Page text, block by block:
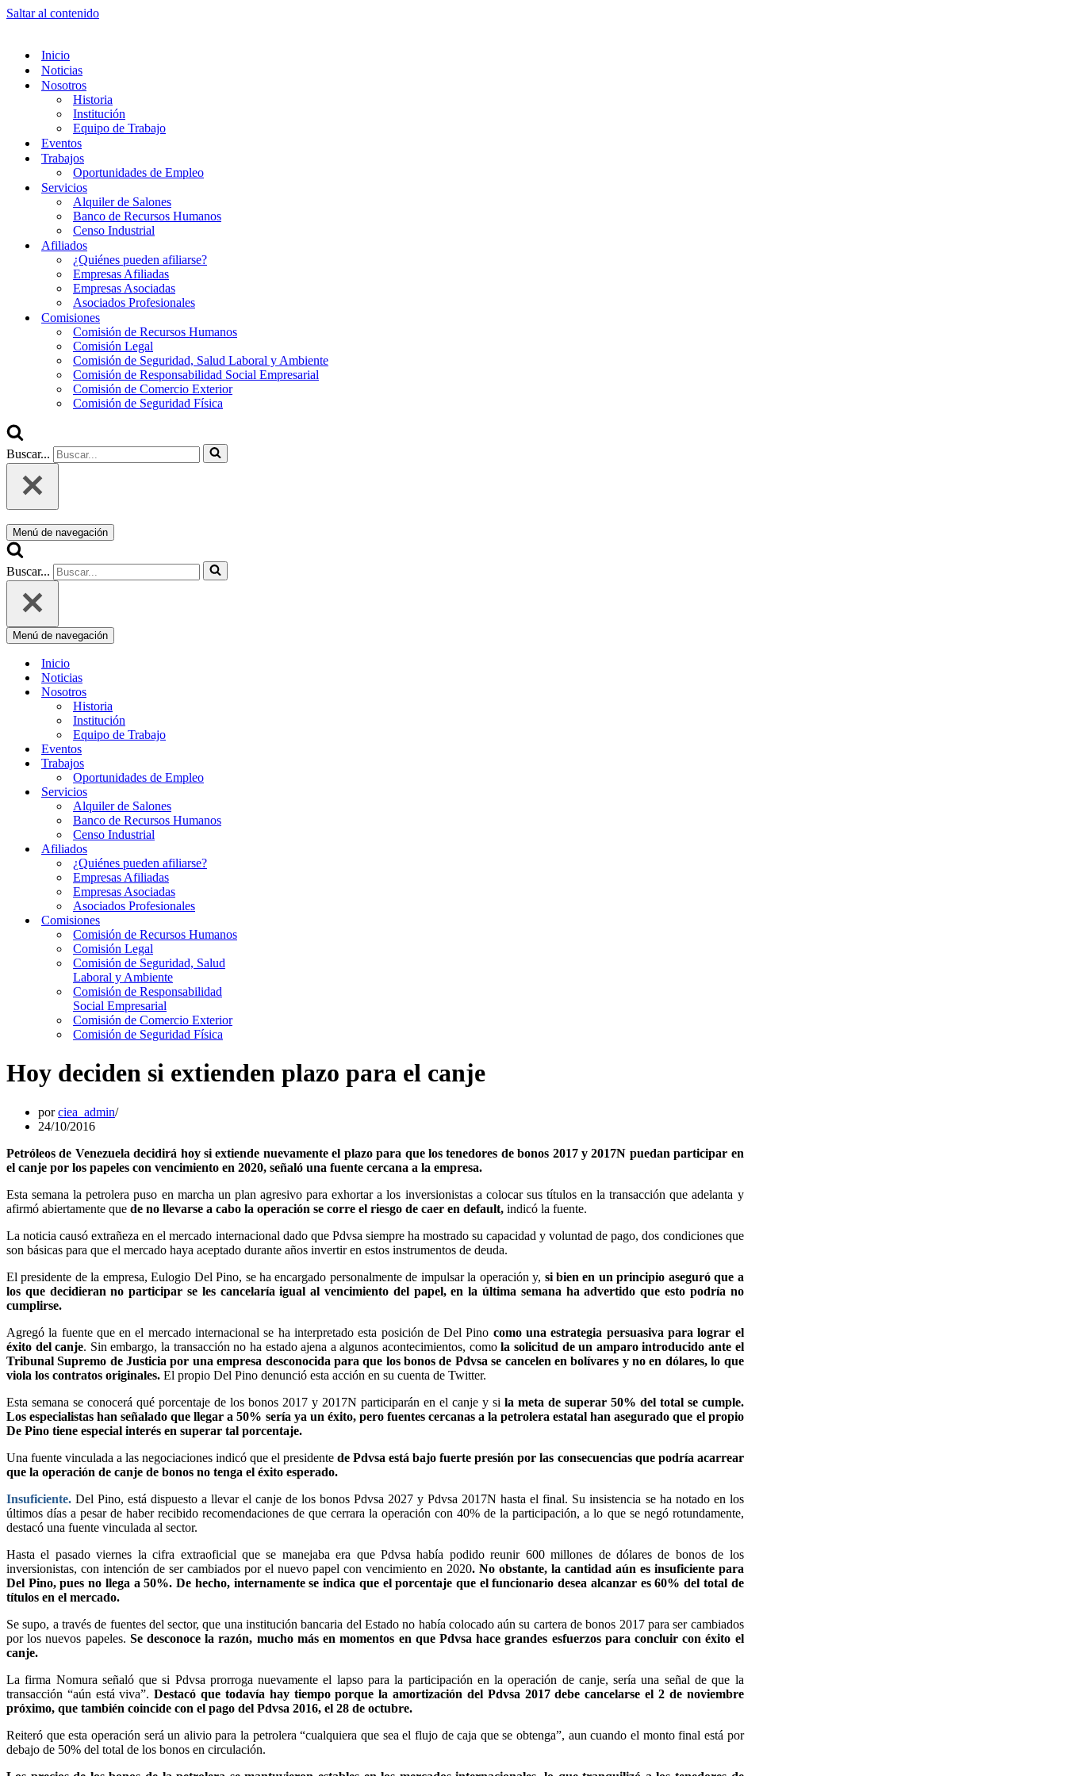
Saltar al contenido
Inicio
Noticias
Nosotros
Historia
Institución
Equipo de Trabajo
Eventos
Trabajos
Oportunidades de Empleo
Servicios
Alquiler de Salones
Banco de Recursos Humanos
Censo Industrial
Afiliados
¿Quiénes pueden afiliarse?
Empresas Afiliadas
Empresas Asociadas
Asociados Profesionales
Comisiones
Comisión de Recursos Humanos
Comisión Legal
Comisión de Seguridad, Salud Laboral y Ambiente
Comisión de Responsabilidad Social Empresarial
Comisión de Comercio Exterior
Comisión de Seguridad Física
Buscar...
Menú de navegación
Buscar...
Menú de navegación
Inicio
Noticias
Nosotros
Historia
Institución
Equipo de Trabajo
Eventos
Trabajos
Oportunidades de Empleo
Servicios
Alquiler de Salones
Banco de Recursos Humanos
Censo Industrial
Afiliados
¿Quiénes pueden afiliarse?
Empresas Afiliadas
Empresas Asociadas
Asociados Profesionales
Comisiones
Comisión de Recursos Humanos
Comisión Legal
Comisión de Seguridad, Salud
Laboral y Ambiente
Comisión de Responsabilidad
Social Empresarial
Comisión de Comercio Exterior
Comisión de Seguridad Física
Hoy deciden si extienden plazo para el canje
porciea_admin
24/10/2016
Petróleos de Venezuela decidirá hoy si extiende nuevamente el plazo para que los tenedores de bonos 2017 y 2017N puedan participar en
el canje por los papeles con vencimiento en 2020, señaló una fuente cercana a la empresa.
Esta semana la petrolera puso en marcha un plan agresivo para exhortar a los inversionistas a colocar sus títulos en la transacción que adelanta y
afirmó abiertamente que de no llevarse a cabo la operación se corre el riesgo de caer en default, indicó la fuente.
La noticia causó extrañeza en el mercado internacional dado que Pdvsa siempre ha mostrado su capacidad y voluntad de pago, dos condiciones que
son básicas para que el mercado haya aceptado durante años invertir en estos instrumentos de deuda.
El presidente de la empresa, Eulogio Del Pino, se ha encargado personalmente de impulsar la operación y, si bien en un principio aseguró que a
los que decidieran no participar se les cancelaría igual al vencimiento del papel, en la última semana ha advertido que esto podría no
cumplirse.
Agregó la fuente que en el mercado internacional se ha interpretado esta posición de Del Pino como una estrategia persuasiva para lograr el
éxito del canje. Sin embargo, la transacción no ha estado ajena a algunos acontecimientos, comola solicitud de un amparo introducido ante el
Tribunal Supremo de Justicia por una empresa desconocida para que los bonos de Pdvsa se cancelen en bolívares y no en dólares, lo que
viola los contratos originales. El propio Del Pino denunció esta acción en su cuenta de Twitter.
Esta semana se conocerá qué porcentaje de los bonos 2017 y 2017N participarán en el canje y si la meta de superar 50% del total se cumple.
Los especialistas han señalado que llegar a 50% sería ya un éxito, pero fuentes cercanas a la petrolera estatal han asegurado que el propio
De Pino tiene especial interés en superar tal porcentaje.
Una fuente vinculada a las negociaciones indicó que el presidentede Pdvsa está bajo fuerte presión por las consecuencias que podría acarrear
que la operación de canje de bonos no tenga el éxito esperado.
Insuficiente.Del Pino, está dispuesto a llevar el canje de los bonos Pdvsa 2027 y Pdvsa 2017N hasta el final. Su insistencia se ha notado en los
últimos días a pesar de haber recibido recomendaciones de que cerrara la operación con 40% de la participación, a lo que se negó rotundamente,
destacó una fuente vinculada al sector.
Hasta el pasado viernes la cifra extraoficial que se manejaba era que Pdvsa había podido reunir 600 millones de dólares de bonos de los
inversionistas, con intención de ser cambiados por el nuevo papel con vencimiento en 2020. No obstante, la cantidad aún es insuficiente para
Del Pino, pues no llega a 50%. De hecho, internamente se indica que el porcentaje que el funcionario desea alcanzar es 60% del total de
títulos en el mercado.
Se supo, a través de fuentes del sector, que una institución bancaria del Estado no había colocado aún su cartera de bonos 2017 para ser cambiados
por los nuevos papeles. Se desconoce la razón, mucho más en momentos en que Pdvsa hace grandes esfuerzos para concluir con éxito el
canje.
La firma Nomura señaló que si Pdvsa prorroga nuevamente el lapso para la participación en la operación de canje, sería una señal de que la
transacción “aún está viva”.Destacó que todavía hay tiempo porque la amortización del Pdvsa 2017 debe cancelarse el 2 de noviembre
próximo, que también coincide con el pago del Pdvsa 2016, el 28 de octubre.
Reiteró que esta operación será un alivio para la petrolera “cualquiera que sea el flujo de caja que se obtenga”, aun cuando el monto final está por
debajo de 50% del total de los bonos en circulación.